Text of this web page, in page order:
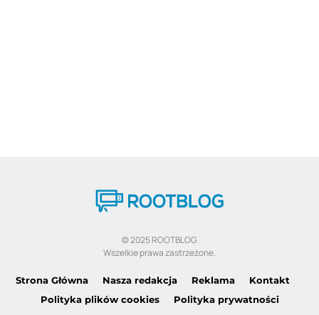
© 2025 ROOTBLOG
Wszelkie prawa zastrzeżone.
Strona Główna Nasza redakcja Reklama
Kontakt
Polityka plików cookies
Polityka prywatności